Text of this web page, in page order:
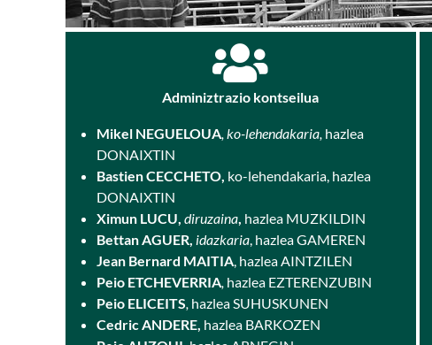
Adminiztrazio kontseilua
Mikel NEGUELOUA, ko-lehendakaria, hazlea
DONAIXTIN
Bastien CECCHETO, ko-lehendakaria, hazlea
DONAIXTIN
Ximun LUCU, diruzaina, hazlea MUZKILDIN
Bettan AGUER, idazkaria, hazlea GAMEREN
Jean Bernard MAITIA, hazlea AINTZILEN
Peio ETCHEVERRIA, hazlea EZTERENZUBIN
Peio ELICEITS, hazlea SUHUSKUNEN
Cedric ANDERE, hazlea BARKOZEN